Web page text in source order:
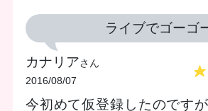
ライブでゴーゴ
カナリアさん
2016/08/07
今初めて仮登録したのです